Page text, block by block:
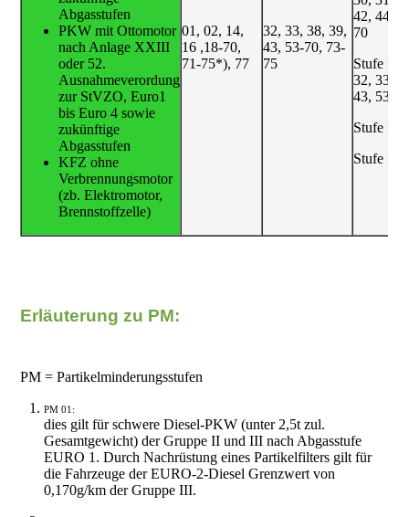
Erläuterung zu PM:
PM = Partikelminderungsstufen
PM 01:
dies gilt für schwere Diesel-PKW (unter 2,5t zul.
Gesamtgewicht) der Gruppe II und III nach Abgasstufe
EURO 1. Durch Nachrüstung eines Partikelfilters gilt für
die Fahrzeuge der EURO-2-Diesel Grenzwert von
0,170g/km der Gruppe III.